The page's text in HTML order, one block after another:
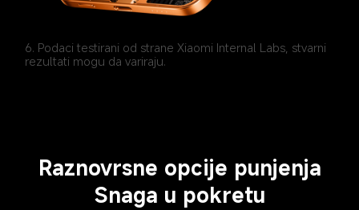
6. Podaci testirani od strane Xiaomi Internal Labs, stvarni
rezultati mogu da variraju.
Raznovrsne opcije punjenja
Snaga u pokretu